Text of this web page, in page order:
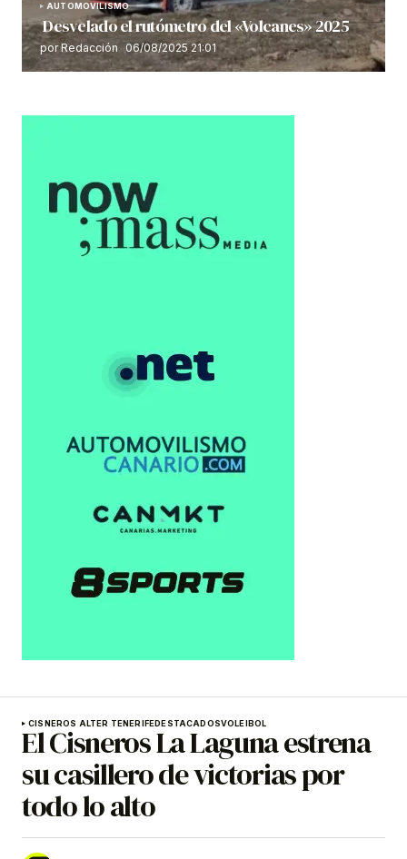
AUTOMOVILISMO
Desvelado el rutómetro del «Volcanes» 2025
por Redacción 06/08/2025 21:01
CISNEROS ALTER TENERIFEDESTACADOSVOLEIBOL
El Cisneros La Laguna estrena
su casillero de victorias por
todo lo alto